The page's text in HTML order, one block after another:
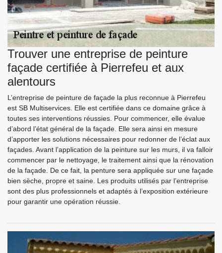
Trouver une entreprise de peinture
façade certifiée à Pierrefeu et aux
alentours
L’entreprise de peinture de façade la plus reconnue à Pierrefeu
est SB Multiservices. Elle est certifiée dans ce domaine grâce à
toutes ses interventions réussies. Pour commencer, elle évalue
d’abord l’état général de la façade. Elle sera ainsi en mesure
d’apporter les solutions nécessaires pour redonner de l’éclat aux
façades. Avant l’application de la peinture sur les murs, il va falloir
commencer par le nettoyage, le traitement ainsi que la rénovation
de la façade. De ce fait, la penture sera appliquée sur une façade
bien sèche, propre et saine. Les produits utilisés par l’entreprise
sont des plus professionnels et adaptés à l’exposition extérieure
pour garantir une opération réussie.